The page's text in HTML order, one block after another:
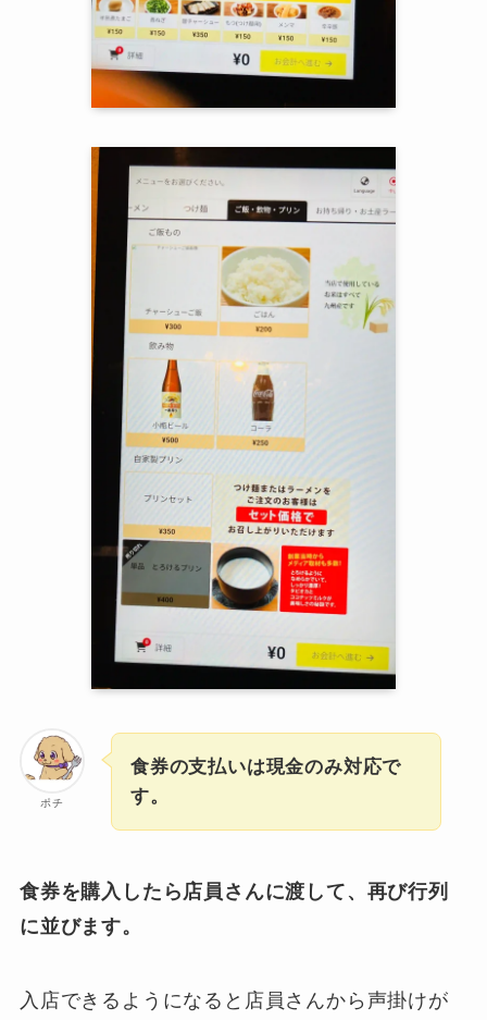
ポチ
食券の支払いは現金のみ対応で
す。
食券を購入したら店員さんに渡して、再び行列
に並びます。
入店できるようになると店員さんから声掛けが